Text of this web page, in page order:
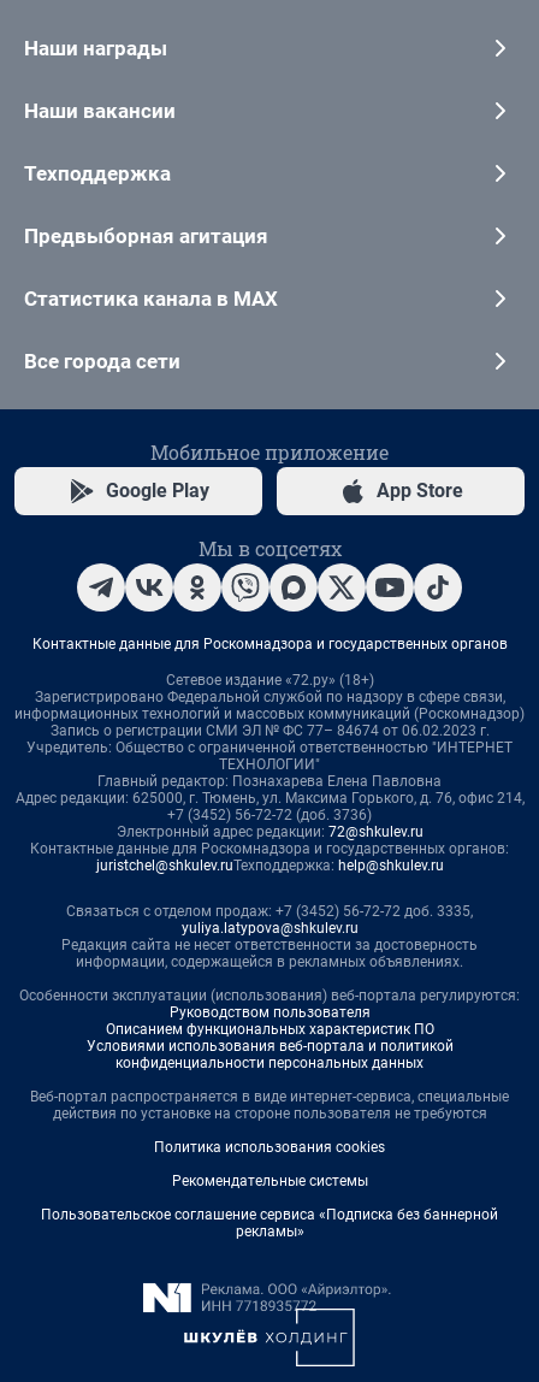
Наши награды
Наши вакансии
Техподдержка
Предвыборная агитация
Статистика канала в MAX
Все города сети
Мобильное приложение
Google Play App Store
Мы в соцсетях
Контактные данные для Роскомнадзора и государственных органов
Сетевое издание «72.ру» (18+)
Зарегистрировано Федеральной службой по надзору в сфере связи,
информационных технологий и массовых коммуникаций (Роскомнадзор)
Запись о регистрации СМИ ЭЛ № ФС 77– 84674 от 06.02.2023 г.
Учредитель: Общество с ограниченной ответственностью "ИНТЕРНЕТ
ТЕХНОЛОГИИ"
Главный редактор: Познахарева Елена Павловна
Адрес редакции: 625000, г. Тюмень, ул. Максима Горького, д. 76, офис 214,
+7 (3452) 56-72-72 (доб. 3736)
Электронный адрес редакции: 72@shkulev.ru
Контактные данные для Роскомнадзора и государственных органов:
juristchel@shkulev.ruТехподдержка: help@shkulev.ru
Связаться с отделом продаж: +7 (3452) 56-72-72 доб. 3335,
yuliya.latypova@shkulev.ru
Редакция сайта не несет ответственности за достоверность
информации, содержащейся в рекламных объявлениях.
Особенности эксплуатации (использования) веб-портала регулируются:
Руководством пользователя
Описанием функциональных характеристик ПО
Условиями использования веб-портала и политикой
конфиденциальности персональных данных
Веб-портал распространяется в виде интернет-сервиса, специальные
действия по установке на стороне пользователя не требуются
Политика использования cookies
Рекомендательные системы
Пользовательское соглашение сервиса «Подписка без баннерной
рекламы»